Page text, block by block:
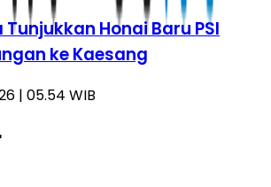
Honai Baru PSI
ke Kaesang
| 05.54 WIB